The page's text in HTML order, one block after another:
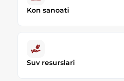
Kon sanoati
Suv resurslari